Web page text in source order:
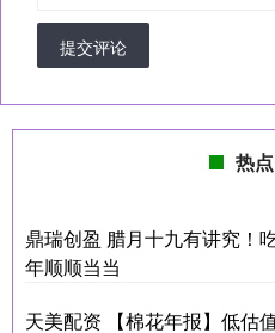
提交评论
热
鼎瑞创盈 腊月十九有讲究！
年顺顺当当
天美配资 【棉花年报】低估